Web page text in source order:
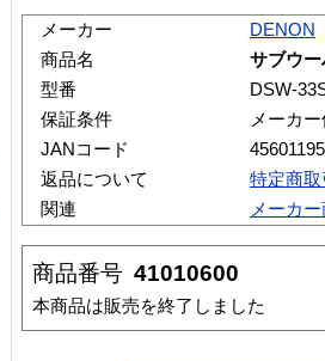
メーカー
DENON
商品名
サブウ
型番
DSW-
保証条件
メーカ
JANコード
返品について
特定商
関連
メーカ
商品番号 41010600
本商品は販売を終了しました